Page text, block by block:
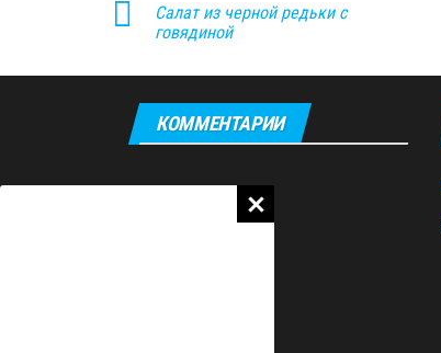
Салат из черной редьки с
говядиной
КОММЕНТАРИИ